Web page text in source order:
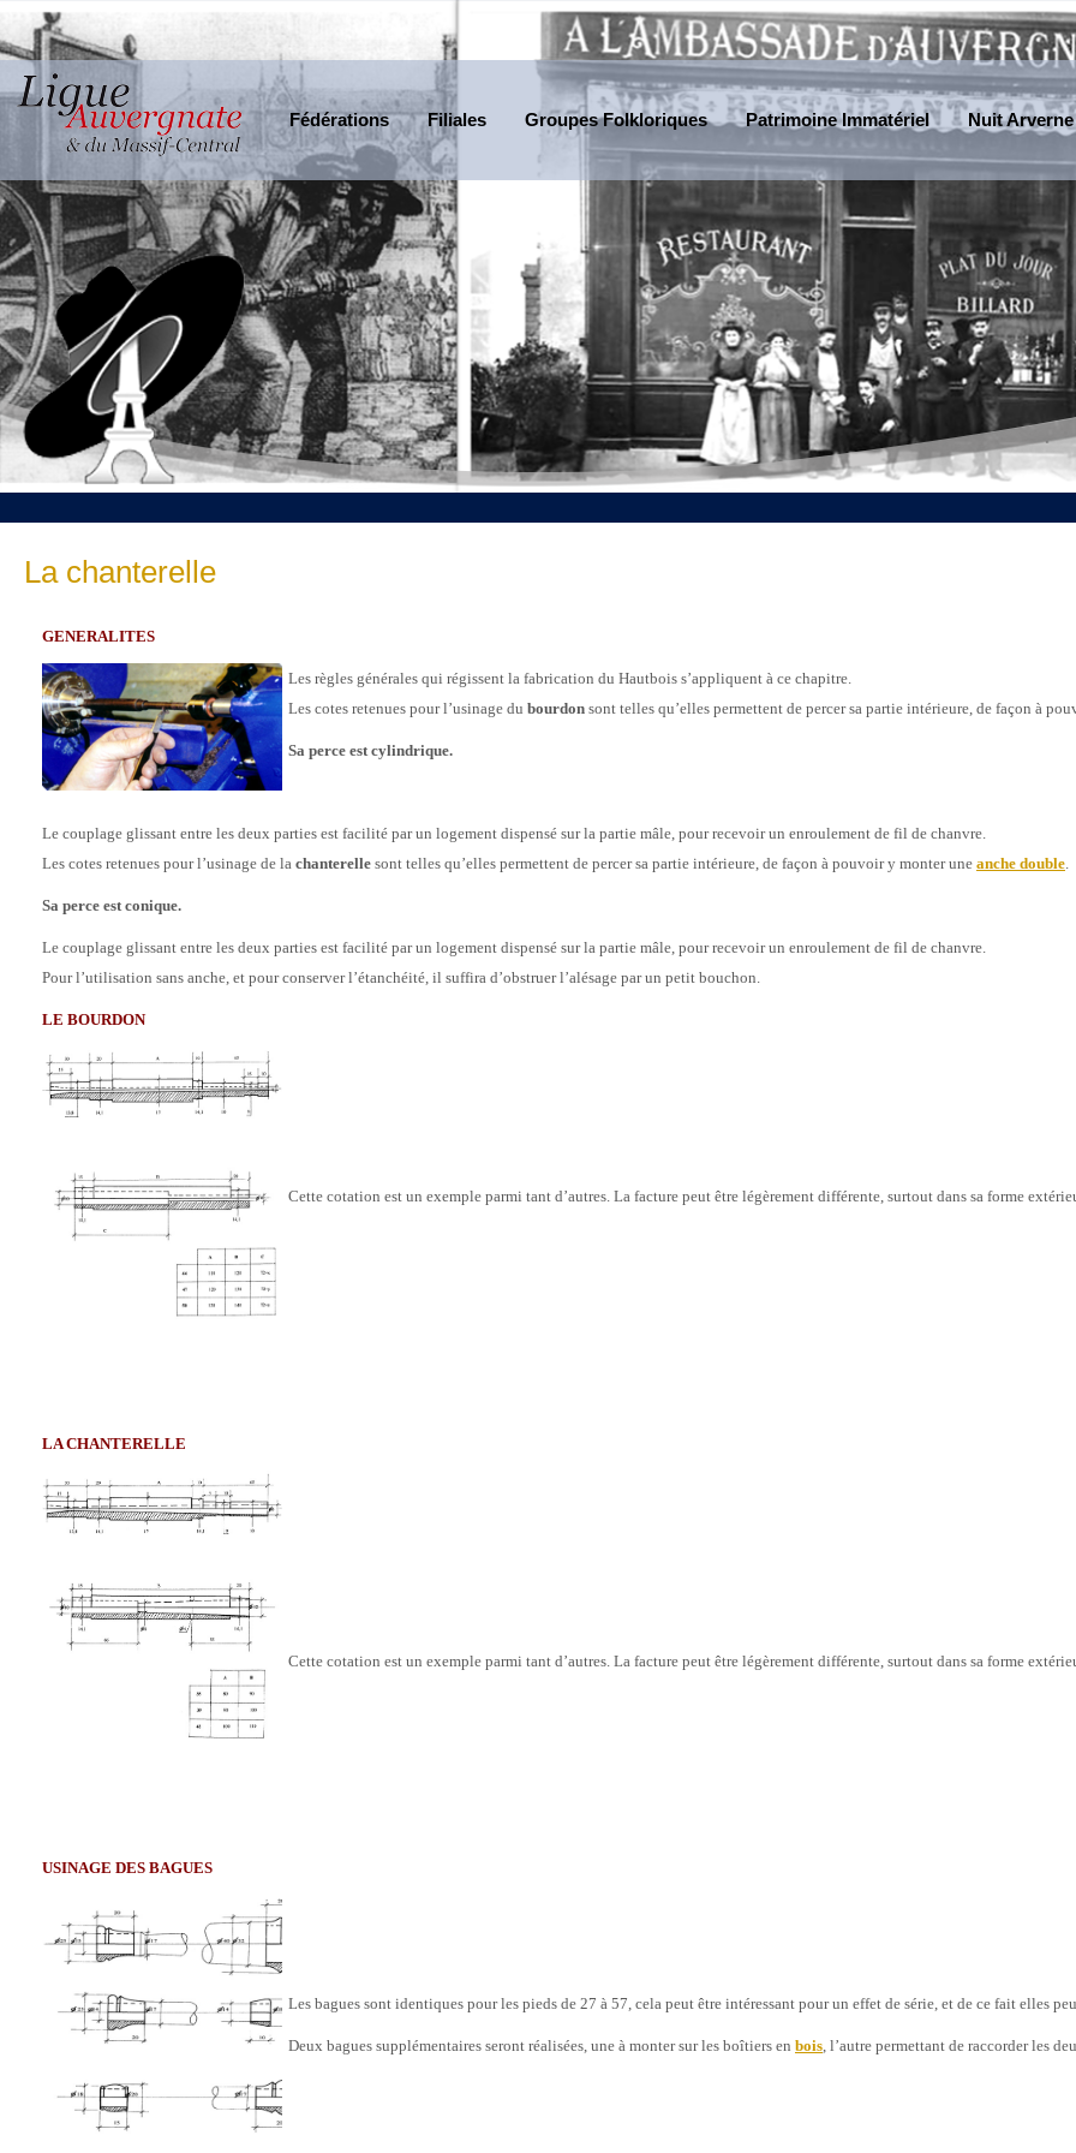
Fédérations Filiales Groupes Folkloriques Patrimoine Immatériel Nuit Arverne
La chanterelle
GENERALITES
Les règles générales qui régissent la fabrication du Hautbois s’appliquent à ce chapitre.
Les cotes retenues pour l’usinage du bourdon sont telles qu’elles permettent de percer sa partie intérieure, de façon à
Sa perce est cylindrique.
Le couplage glissant entre les deux parties est facilité par un logement dispensé sur la partie mâle, pour recevoir un enroulement de fil de chanvre.
Les cotes retenues pour l’usinage de la chanterelle sont telles qu’elles permettent de percer sa partie intérieure, de façon à pouvoir y monter une anche double.
Sa perce est conique.
Le couplage glissant entre les deux parties est facilité par un logement dispensé sur la partie mâle, pour recevoir un enroulement de fil de chanvre.
Pour l’utilisation sans anche, et pour conserver l’étanchéité, il suffira d’obstruer l’alésage par un petit bouchon.
LE BOURDON
Cette cotation est un exemple parmi tant d’autres. La facture peut être légèrement différente, surtout dans sa forme
LA CHANTERELLE
Cette cotation est un exemple parmi tant d’autres. La facture peut être légèrement différente, surtout dans sa forme
USINAGE DES BAGUES
Les bagues sont identiques pour les pieds de 27 à 57, cela peut être intéressant pour un effet de série, et de ce fait elles
Deux bagues supplémentaires seront réalisées, une à monter sur les boîtiers en bois, l’autre permettant de raccorder les